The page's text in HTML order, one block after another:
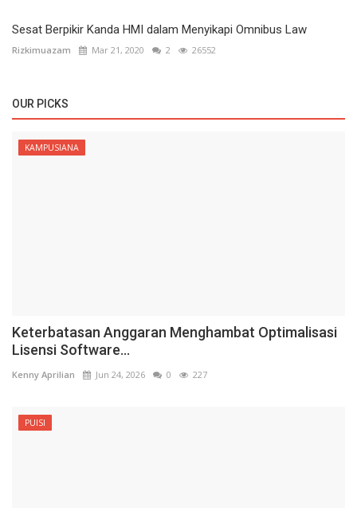
Sesat Berpikir Kanda HMI dalam Menyikapi Omnibus Law
Rizkimuazam Mar 21, 2020 2 26552
OUR PICKS
KAMPUSIANA
Keterbatasan Anggaran Menghambat Optimalisasi
Lisensi Software...
Kenny Aprilian Jun 24, 2026 0 227
PUISI